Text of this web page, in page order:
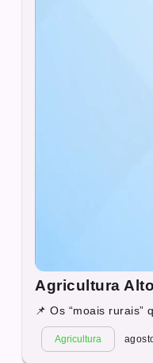
Agricultura
📌 Os “moais rurais”
Agricultura